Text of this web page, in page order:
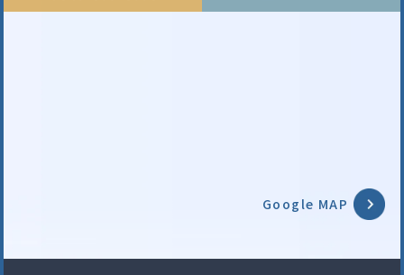
Google MAP